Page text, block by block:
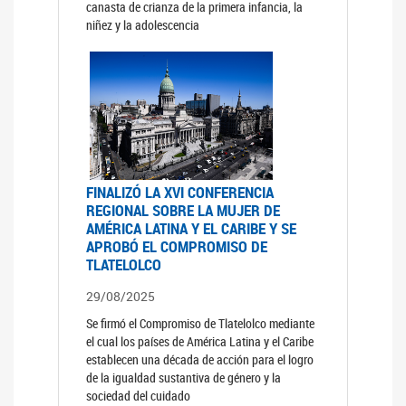
canasta de crianza de la primera infancia, la
niñez y la adolescencia
FINALIZÓ LA XVI CONFERENCIA
REGIONAL SOBRE LA MUJER DE
AMÉRICA LATINA Y EL CARIBE Y SE
APROBÓ EL COMPROMISO DE
TLATELOLCO
29/08/2025
Se firmó el Compromiso de Tlatelolco mediante
el cual los países de América Latina y el Caribe
establecen una década de acción para el logro
de la igualdad sustantiva de género y la
sociedad del cuidado